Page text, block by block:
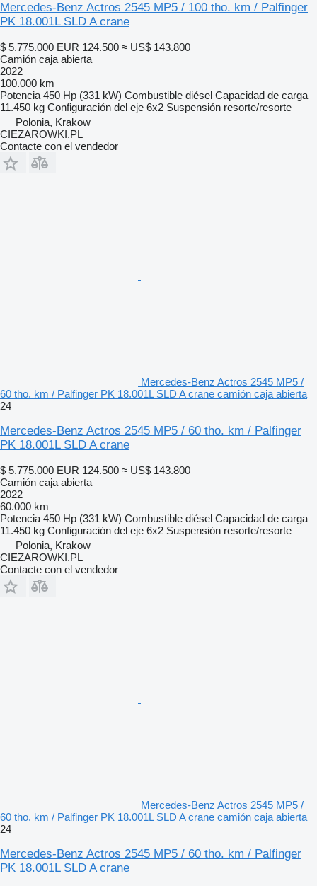
Mercedes-Benz Actros 2545 MP5 / 100 tho. km / Palfinger
PK 18.001L SLD A crane
$ 5.775.000 EUR 124.500 ≈ US$ 143.800
Camión caja abierta
2022
100.000 km
Potencia 450 Hp (331 kW) Combustible diésel Capacidad de carga
11.450 kg Configuración del eje 6x2 Suspensión resorte/resorte
Polonia, Krakow
CIEZAROWKI.PL
Contacte con el vendedor
Mercedes-Benz Actros 2545 MP5 /
60 tho. km / Palfinger PK 18.001L SLD A crane camión caja abierta
24
Mercedes-Benz Actros 2545 MP5 / 60 tho. km / Palfinger
PK 18.001L SLD A crane
$ 5.775.000 EUR 124.500 ≈ US$ 143.800
Camión caja abierta
2022
60.000 km
Potencia 450 Hp (331 kW) Combustible diésel Capacidad de carga
11.450 kg Configuración del eje 6x2 Suspensión resorte/resorte
Polonia, Krakow
CIEZAROWKI.PL
Contacte con el vendedor
Mercedes-Benz Actros 2545 MP5 /
60 tho. km / Palfinger PK 18.001L SLD A crane camión caja abierta
24
Mercedes-Benz Actros 2545 MP5 / 60 tho. km / Palfinger
PK 18.001L SLD A crane